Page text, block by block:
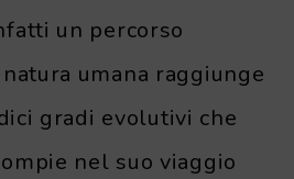
un percorso
umana raggiunge
gradi evolutivi che
nel suo viaggio